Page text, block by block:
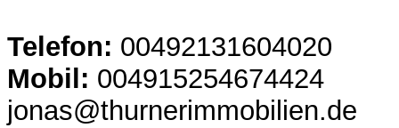
Telefon: 00492131604020
Mobil: 004915254674424
jonas@thurnerimmobilien.de